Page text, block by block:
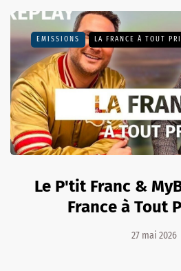
EMISSIONS LA FRANCE À TOUT
Le P'tit Franc &
France à Tout
27 mai 2026